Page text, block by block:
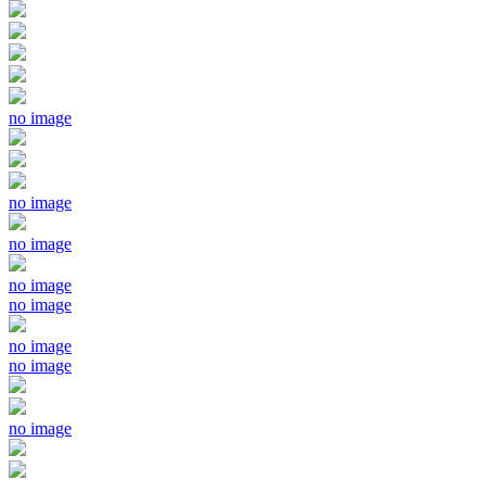
no image
no image
no image
no image
no image
no image
no image
no image